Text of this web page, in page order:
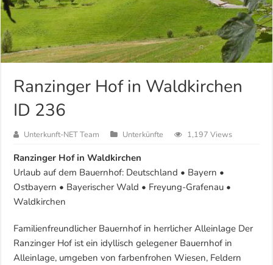
Ranzinger Hof in Waldkirchen
ID 236
Unterkunft-NET Team Unterkünfte 1,197 Views
Ranzinger Hof in Waldkirchen
Urlaub auf dem Bauernhof: Deutschland • Bayern •
Ostbayern • Bayerischer Wald • Freyung-Grafenau •
Waldkirchen
Familienfreundlicher Bauernhof in herrlicher Alleinlage Der
Ranzinger Hof ist ein idyllisch gelegener Bauernhof in
Alleinlage, umgeben von farbenfrohen Wiesen, Feldern